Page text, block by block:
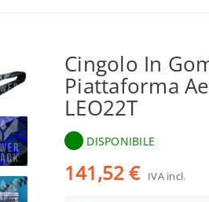
Cingolo In
Piattaforma
LEO22T
DISPONIBILE
141,52 € IVA incl.